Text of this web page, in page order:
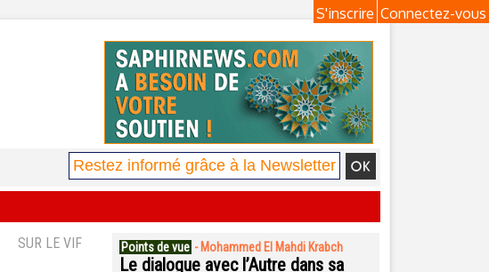
Connectez-vous
S'inscrire
SUR LE VIF Points de vue - Mohammed El Mahdi Krabch
Le dialogue avec l’Autre dans sa